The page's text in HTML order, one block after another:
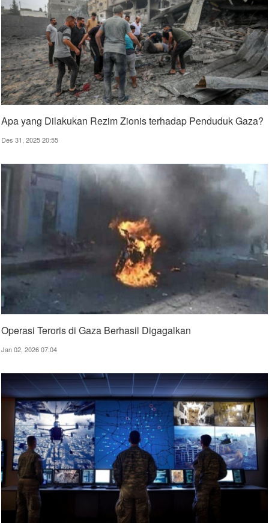
Apa yang Dilakukan Rezim Zionis terhadap Penduduk Gaza?
Des 31, 2025 20:55
Operasi Teroris di Gaza Berhasil Digagalkan
Jan 02, 2026 07:04